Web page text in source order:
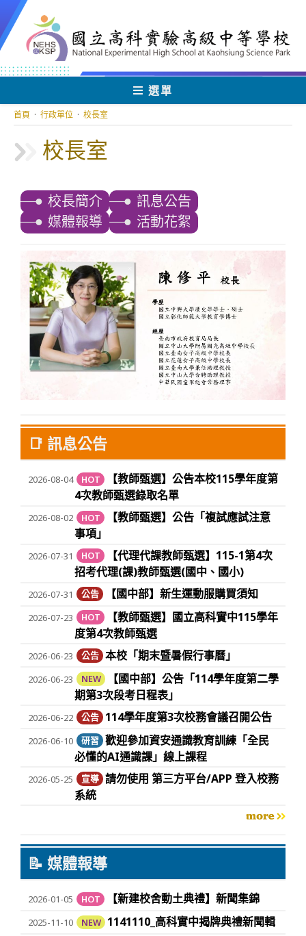
轉
至
要
容
選單
校長室
首頁 · 行政單位 · 校長室
校長簡介
訊息公告
媒體報導
活動花絮
📑 訊息公告
HOT
【教師甄選】公告本校115學年度第
4次教師甄選錄取名單
2026-08-04
HOT
【教師甄選】公告「複試應試注意
事項」
2026-08-02
HOT
【代理代課教師甄選】115-1第4次
招考代理(課)教師甄選(國中、國小)
2026-07-31
公告 【國中部】新生運動服購買須知
2026-07-31
HOT
【教師甄選】國立高科實中115學年
度第4次教師甄選
2026-07-23
公告 本校「期末暨暑假行事曆」
2026-06-23
NEW
【國中部】公告「114學年度第二學
期第3次段考日程表」
2026-06-23
公告 114學年度第3次校務會議召開公告
2026-06-22
研習 歡迎參加資安通識教育訓練「全民
必懂的AI通識課」線上課程
2026-06-10
宣導 請勿使用 第三方平台/APP 登入校務
系統
2026-05-25
more
📝 媒體報導
HOT 【新建校舍動土典禮】新聞集錦
2026-01-05
NEW 1141110_高科實中揭牌典禮新聞輯
2025-11-10